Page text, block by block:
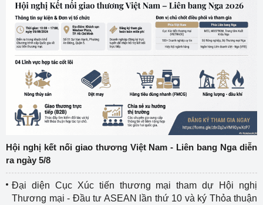
Hội nghị kết nối giao thương Việt Nam - Liên bang Nga diễn
ra ngày 5/8
Đại diện Cục Xúc tiến thương mại tham dự Hội nghị
Thương mại - Đầu tư ASEAN lần thứ 10 và ký Thỏa thuận